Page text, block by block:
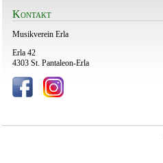
Kontakt
Musikverein Erla
Erla 42
4303 St. Pantaleon-Erla